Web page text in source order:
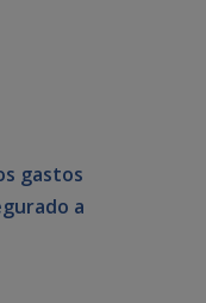
gastos
a